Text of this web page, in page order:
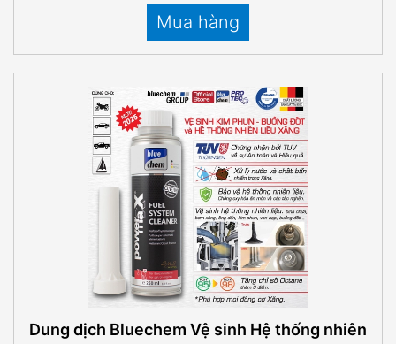
Mua hàng
Dung dịch Bluechem Vệ sinh Hệ thống nhiên